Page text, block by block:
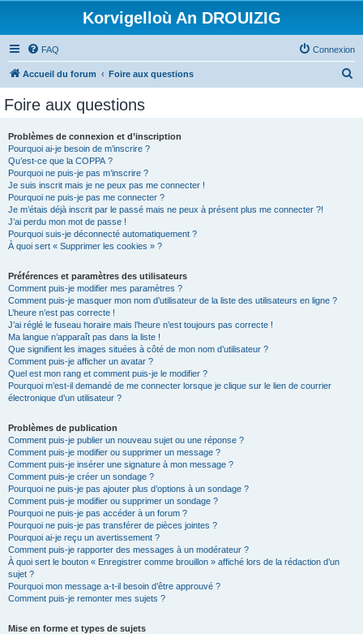
Korvigelloù An DROUIZIG
FAQ Connexion
Accueil du forum Foire aux questions
Foire aux questions
Problèmes de connexion et d’inscription
Pourquoi ai-je besoin de m’inscrire ?
Qu’est-ce que la COPPA ?
Pourquoi ne puis-je pas m’inscrire ?
Je suis inscrit mais je ne peux pas me connecter !
Pourquoi ne puis-je pas me connecter ?
Je m’étais déjà inscrit par le passé mais ne peux à présent plus me connecter ?!
J’ai perdu mon mot de passe !
Pourquoi suis-je déconnecté automatiquement ?
À quoi sert « Supprimer les cookies » ?
Préférences et paramètres des utilisateurs
Comment puis-je modifier mes paramètres ?
Comment puis-je masquer mon nom d’utilisateur de la liste des utilisateurs en ligne ?
L’heure n’est pas correcte !
J’ai réglé le fuseau horaire mais l’heure n’est toujours pas correcte !
Ma langue n’apparaît pas dans la liste !
Que signifient les images situées à côté de mon nom d’utilisateur ?
Comment puis-je afficher un avatar ?
Quel est mon rang et comment puis-je le modifier ?
Pourquoi m’est-il demandé de me connecter lorsque je clique sur le lien de courrier
électronique d’un utilisateur ?
Problèmes de publication
Comment puis-je publier un nouveau sujet ou une réponse ?
Comment puis-je modifier ou supprimer un message ?
Comment puis-je insérer une signature à mon message ?
Comment puis-je créer un sondage ?
Pourquoi ne puis-je pas ajouter plus d’options à un sondage ?
Comment puis-je modifier ou supprimer un sondage ?
Pourquoi ne puis-je pas accéder à un forum ?
Pourquoi ne puis-je pas transférer de pièces jointes ?
Pourquoi ai-je reçu un avertissement ?
Comment puis-je rapporter des messages à un modérateur ?
À quoi sert le bouton « Enregistrer comme brouillon » affiché lors de la rédaction d’un
sujet ?
Pourquoi mon message a-t-il besoin d’être approuvé ?
Comment puis-je remonter mes sujets ?
Mise en forme et types de sujets